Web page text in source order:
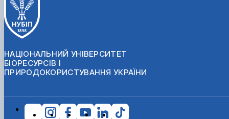
НАЦІОНАЛЬНИЙ УНІВЕРСИТЕТ
БІОРЕСУРСІВ І
ПРИРОДОКОРИСТУВАННЯ УКРАЇНИ